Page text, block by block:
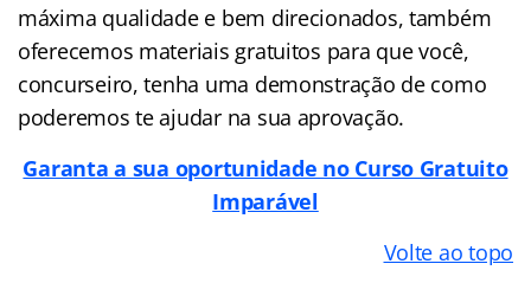
máxima qualidade e bem direcionados, também
oferecemos materiais gratuitos para que você,
concurseiro, tenha uma demonstração de como
poderemos te ajudar na sua aprovação.
Garanta a sua oportunidade no Curso Gratuito
Imparável
Volte ao topo